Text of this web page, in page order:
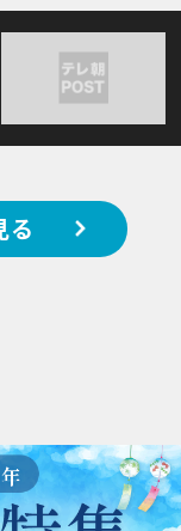
る